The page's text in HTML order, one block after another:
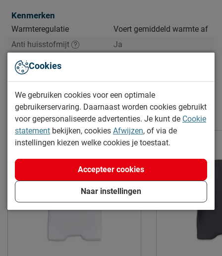
Kenmerken
Warmteregulatie
Voert gemiddeld warmte af
Anti huisstofmijt
Ja
Anti allergie
Antibacterieel
Slaaphouding
buik, rug, zij
Neksteun
Nee
Hardheid
stevig
Materiaal
Type kussen
Synthetisch
Vita Talalay latex sticks
katoen
Onderhoud
Kussen navulbaar
Bekijk meer specificaties
Meer van de serie Silvana Kussens
Cookies
We gebruiken cookies voor een optimale
gebruikerservaring. Daarnaast worden cookies gebruikt
voor gepersonaliseerde advertenties. Je kunt de Cookie
statement bekijken, cookies Afwijzen, of via de
instellingen kiezen welke cookies je toestaat.
Naar instellingen
Accepteer cookies